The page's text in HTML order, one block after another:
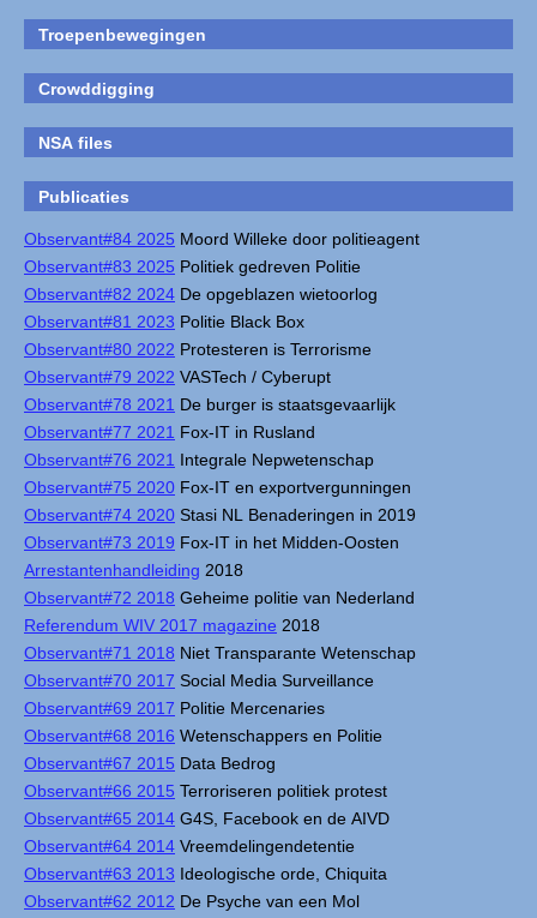
Troepenbewegingen
Crowddigging
NSA files
Publicaties
Observant#84 2025 Moord Willeke door politieagent
Observant#83 2025 Politiek gedreven Politie
Observant#82 2024 De opgeblazen wietoorlog
Observant#81 2023 Politie Black Box
Observant#80 2022 Protesteren is Terrorisme
Observant#79 2022 VASTech / Cyberupt
Observant#78 2021 De burger is staatsgevaarlijk
Observant#77 2021 Fox-IT in Rusland
Observant#76 2021 Integrale Nepwetenschap
Observant#75 2020 Fox-IT en exportvergunningen
Observant#74 2020 Stasi NL Benaderingen in 2019
Observant#73 2019 Fox-IT in het Midden-Oosten
Arrestantenhandleiding 2018
Observant#72 2018 Geheime politie van Nederland
Referendum WIV 2017 magazine 2018
Observant#71 2018 Niet Transparante Wetenschap
Observant#70 2017 Social Media Surveillance
Observant#69 2017 Politie Mercenaries
Observant#68 2016 Wetenschappers en Politie
Observant#67 2015 Data Bedrog
Observant#66 2015 Terroriseren politiek protest
Observant#65 2014 G4S, Facebook en de AIVD
Observant#64 2014 Vreemdelingendetentie
Observant#63 2013 Ideologische orde, Chiquita
Observant#62 2012 De Psyche van een Mol